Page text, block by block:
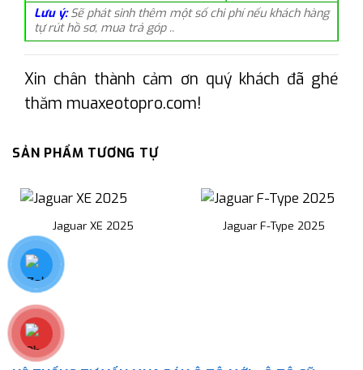
Lưu ý: Sẽ phát sinh thêm một số chi phí nếu khách hàng
tự rút hồ sơ, mua trả góp ..
Xin chân thành cảm ơn quý khách đã ghé
thăm muaxeotopro.com!
SẢN PHẨM TƯƠNG TỰ
Jaguar XE 2025 Jaguar F-Type 2025